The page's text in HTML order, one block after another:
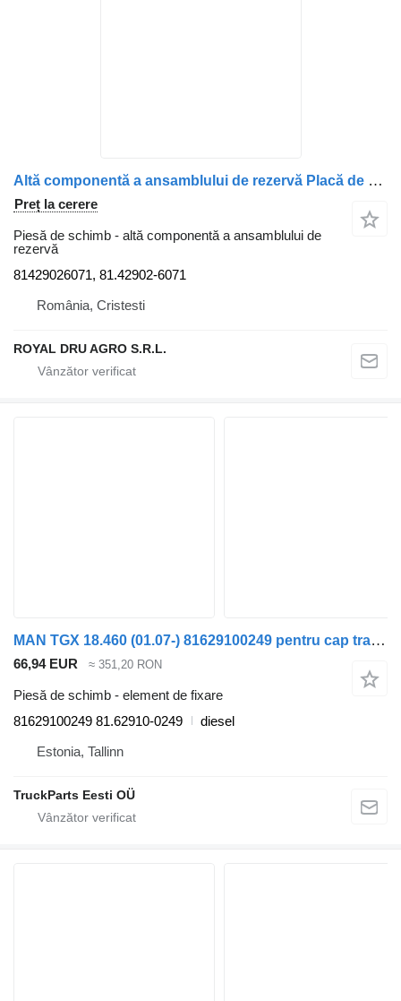
Altă componentă a ansamblului de rezervă Placă de acoperire cadru 81429026071 pentru camion MAN TGX 18.460
Preț la cerere
Piesă de schimb - altă componentă a ansamblului de
rezervă
81429026071, 81.42902-6071
România, Cristesti
ROYAL DRU AGRO S.R.L.
MAN TGX 18.460 (01.07-) 81629100249 pentru cap tractor MAN TGL, TGM, TGS, TGX (2005-2021)
66,94 EUR ≈ 351,20 RON
Piesă de schimb - element de fixare
81629100249 81.62910-0249
diesel
Estonia, Tallinn
TruckParts Eesti OÜ